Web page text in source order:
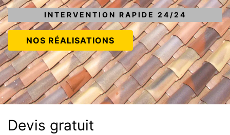
INTERVENTION RAPIDE 24/24
NOS RÉALISATIONS
Devis gratuit